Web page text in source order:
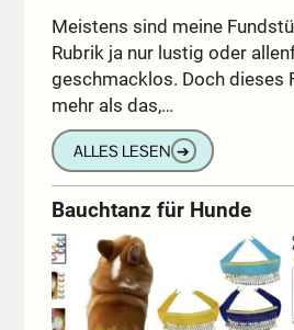
Meistens sind meine
Rubrik ja nur lustig oder
geschmacklos. Doch dieses
mehr als das,…
ALLES LESEN ➔
Bauchtanz für Hunde